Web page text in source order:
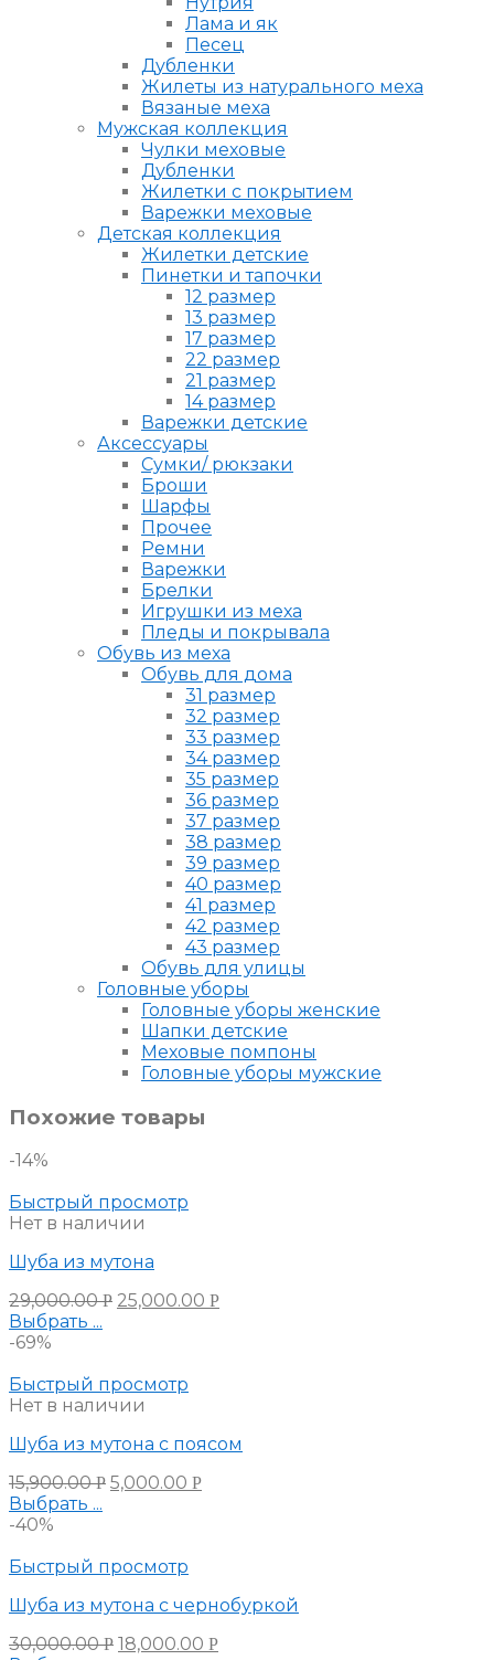
Лама и як
Песец
Дубленки
Жилеты из натурального меха
Вязаные меха
Мужская коллекция
Чулки меховые
Дубленки
Жилетки с покрытием
Варежки меховые
Детская коллекция
Жилетки детские
Пинетки и тапочки
12 размер
13 размер
17 размер
22 размер
21 размер
14 размер
Варежки детские
Аксессуары
Сумки/ рюкзаки
Броши
Шарфы
Прочее
Ремни
Варежки
Брелки
Игрушки из меха
Пледы и покрывала
Обувь из меха
Обувь для дома
31 размер
32 размер
33 размер
34 размер
35 размер
36 размер
37 размер
38 размер
39 размер
40 размер
41 размер
42 размер
43 размер
Обувь для улицы
Головные уборы
Головные уборы женские
Шапки детские
Меховые помпоны
Головные уборы мужские
Похожие товары
-14%
Быстрый просмотр
Нет в наличии
Шуба из мутона
29,000.00Р 25,000.00 Р
Выбрать ...
-69%
Быстрый просмотр
Нет в наличии
Шуба из мутона с поясом
15,900.00Р 5,000.00 Р
Выбрать ...
-40%
Быстрый просмотр
Шуба из мутона с чернобуркой
30,000.00Р 18,000.00 Р